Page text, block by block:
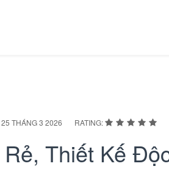
25 THÁNG 3 2026 RATING:
Thiết Kế